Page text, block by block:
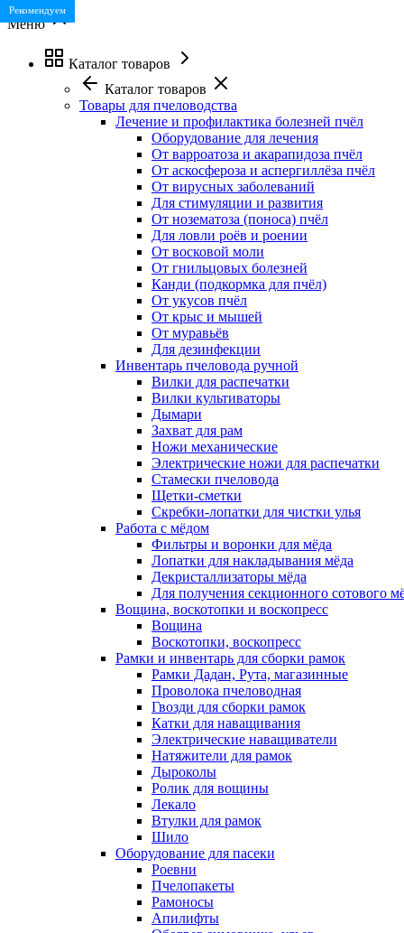
Меню
Каталог товаров
Каталог товаров
Товары для пчеловодства
Лечение и профилактика болезней пчёл
Оборудование для лечения
От варроатоза и акарапидоза пчёл
От аскосфероза и аспергиллёза пчёл
От вирусных заболеваний
Для стимуляции и развития
От нозематоза (поноса) пчёл
Для ловли роёв и роении
От восковой моли
От гнильцовых болезней
Канди (подкормка для пчёл)
От укусов пчёл
От крыс и мышей
От муравьёв
Для дезинфекции
Инвентарь пчеловода ручной
Вилки для распечатки
Вилки культиваторы
Дымари
Захват для рам
Ножи механические
Электрические ножи для распечатки
Стамески пчеловода
Щетки-сметки
Скребки-лопатки для чистки улья
Работа с мёдом
Фильтры и воронки для мёда
Лопатки для накладывания мёда
Декристаллизаторы мёда
Для получения секционного сотового
Вощина, воскотопки и воскопресс
Вощина
Воскотопки, воскопресс
Рамки и инвентарь для сборки рамок
Рамки Дадан, Рута, магазинные
Проволока пчеловодная
Гвозди для сборки рамок
Катки для наващивания
Электрические наващиватели
Натяжители для рамок
Дыроколы
Ролик для вощины
Лекало
Втулки для рамок
Шило
Оборудование для пасеки
Роевни
Пчелопакеты
Рамоносы
Апилифты
Рекомендуем
Рекомендуем